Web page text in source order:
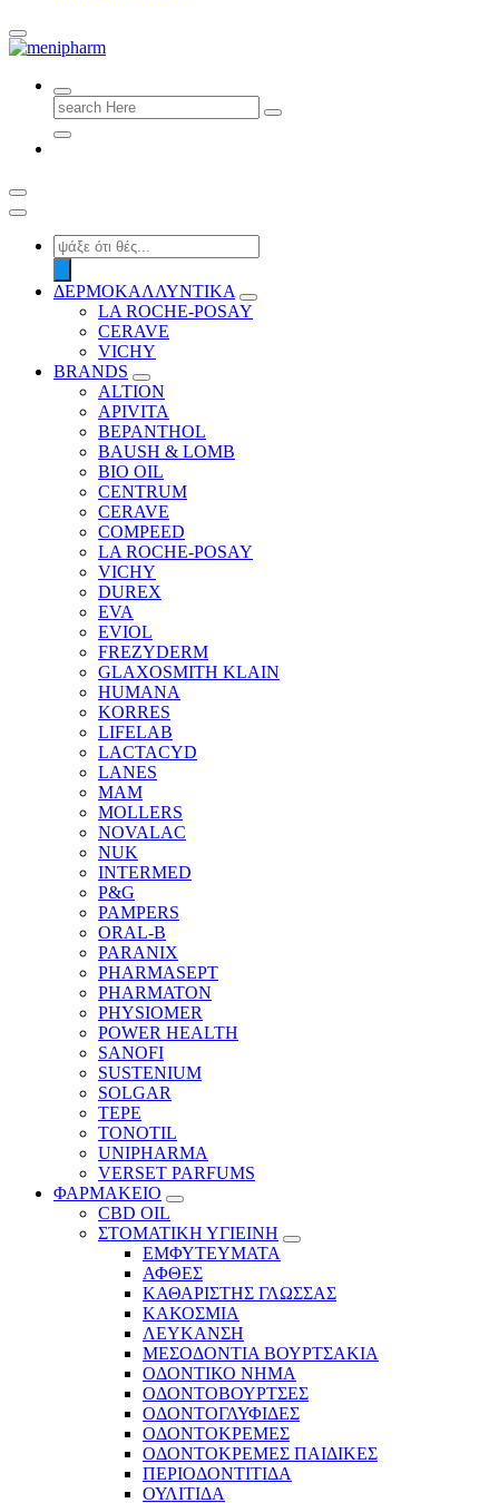
shop 2 easily
Search
for:
Products
search
ΔΕΡΜΟΚΑΛΛΥΝΤΙΚΑ
LA ROCHE-POSAY
CERAVE
VICHY
BRANDS
ALTION
APIVITA
BEPANTHOL
BAUSH & LOMB
BIO OIL
CENTRUM
CERAVE
COMPEED
LA ROCHE-POSAY
VICHY
DUREX
EVA
EVIOL
FREZYDERM
GLAXOSMITH KLAIN
HUMANA
KORRES
LIFELAB
LACTACYD
LANES
MAM
MOLLERS
NOVALAC
NUK
INTERMED
P&G
PAMPERS
ORAL-B
PARANIX
PHARMASEPT
PHARMATON
PHYSIOMER
POWER HEALTH
SANOFI
SUSTENIUM
SOLGAR
TEPE
TONOTIL
UNIPHARMA
VERSET PARFUMS
ΦΑΡΜΑΚΕΙΟ
CBD OIL
ΣΤΟΜΑΤΙΚΗ ΥΓΙΕΙΝΗ
ΕΜΦΥΤΕΥΜΑΤΑ
ΑΦΘΕΣ
ΚΑΘΑΡΙΣΤΗΣ ΓΛΩΣΣΑΣ
ΚΑΚΟΣΜΙΑ
ΛΕΥΚΑΝΣΗ
ΜΕΣΟΔΟΝΤΙΑ ΒΟΥΡΤΣΑΚΙΑ
ΟΔΟΝΤΙΚΟ ΝΗΜΑ
ΟΔΟΝΤΟΒΟΥΡΤΣΕΣ
ΟΔΟΝΤΟΓΛΥΦΙΔΕΣ
ΟΔΟΝΤΟΚΡΕΜΕΣ
ΟΔΟΝΤΟΚΡΕΜΕΣ ΠΑΙΔΙΚΕΣ
ΠΕΡΙΟΔΟΝΤΙΤΙΔΑ
ΟΥΛΙΤΙΔΑ